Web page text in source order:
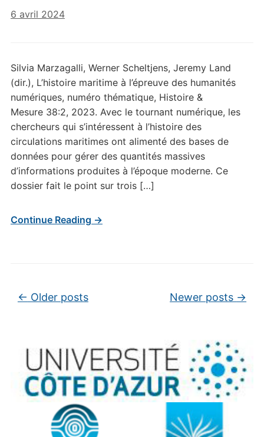
6 avril 2024
Silvia Marzagalli, Werner Scheltjens, Jeremy Land
(dir.), L’histoire maritime à l’épreuve des humanités
numériques, numéro thématique, Histoire &
Mesure 38:2, 2023. Avec le tournant numérique, les
chercheurs qui s’intéressent à l’histoire des
circulations maritimes ont alimenté des bases de
données pour gérer des quantités massives
d’informations produites à l’époque moderne. Ce
dossier fait le point sur trois […]
Continue Reading →
Post navigation
← Older posts Newer posts →